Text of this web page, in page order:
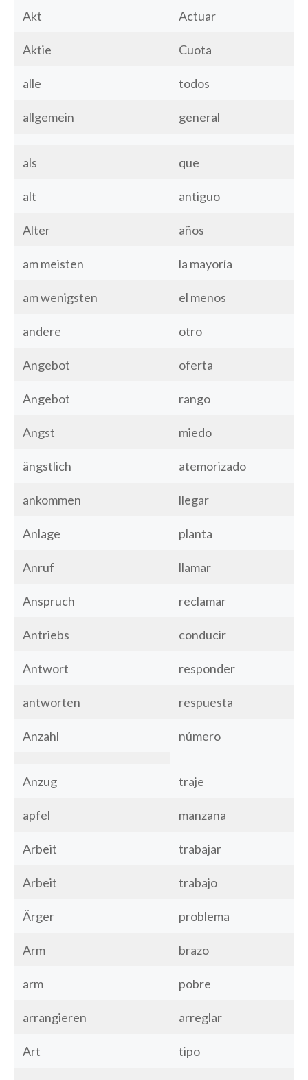
Akt Actuar
Aktie Cuota
alle todos
allgemein general
als que
alt antiguo
Alter años
am meisten la mayoría
am wenigsten el menos
andere otro
Angebot oferta
Angebot rango
Angst miedo
ängstlich atemorizado
ankommen llegar
Anlage planta
Anruf llamar
Anspruch reclamar
Antriebs conducir
Antwort responder
antworten respuesta
Anzahl número
Anzug traje
apfel manzana
Arbeit trabajar
Arbeit trabajo
Ärger problema
Arm brazo
arm pobre
arrangieren arreglar
Art tipo